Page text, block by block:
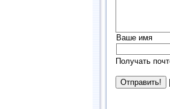
Ваше имя
Получать